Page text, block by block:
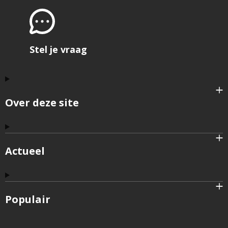
Over deze site
Actueel
Populair
Stel je vraag